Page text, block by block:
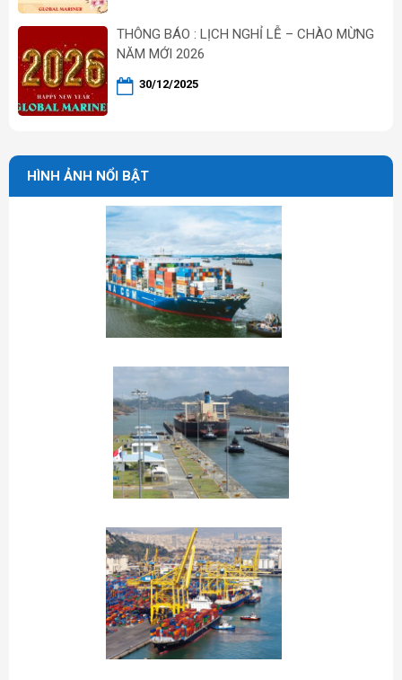
THÔNG BÁO : LỊCH NGHỈ LỄ – CHÀO MỪNG
NĂM MỚI 2026
30/12/2025
HÌNH ẢNH NỔI BẬT